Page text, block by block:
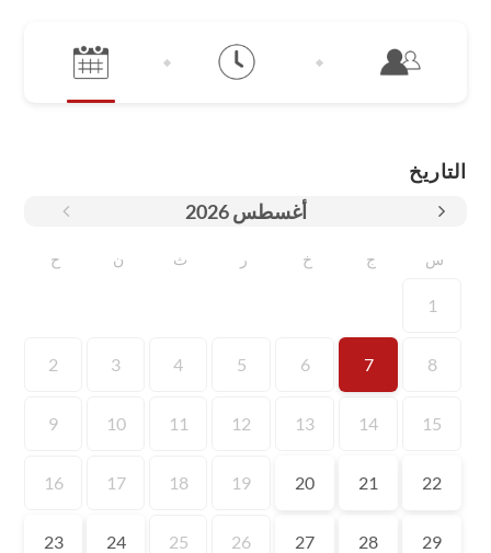
التاريخ
أغسطس 2026
ح ن ث ر خ ج س
1
2 3 4 5 6 7 8
9 10 11 12 13 14 15
16 17 18 19 20 21 22
23 24 25 26 27 28 29